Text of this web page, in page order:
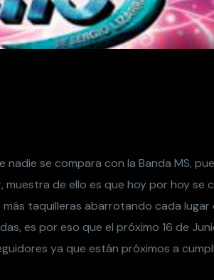
se compara con la Banda MS,
de ello es que hoy por hoy se
taquilleras abarrotando cada lugar
es por eso que el próximo 16 de
ya que están próximos a